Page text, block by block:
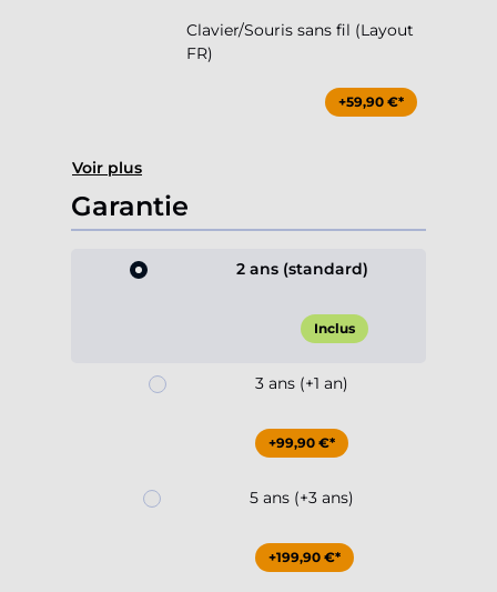
Clavier/Souris sans fil (Layout
FR)
+59,90 €*
Voir plus
Garantie
2 ans (standard)
Inclus
3 ans (+1 an)
+99,90 €*
5 ans (+3 ans)
+199,90 €*